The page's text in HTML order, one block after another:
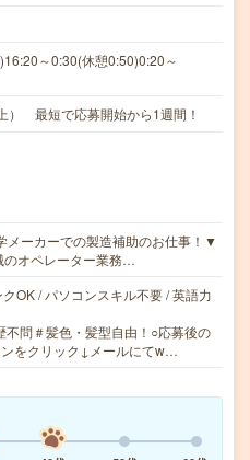
～0:30(休憩0:50)0:20～
） 最短で応募開始から1週間！
メーカーでの製造補助のお仕事！▼
オペレーター業務…
OK / パソコンスキル不要 / 英語力
不問＃髪色・髪型自由！○応募後の
をクリック↓メールにてw…